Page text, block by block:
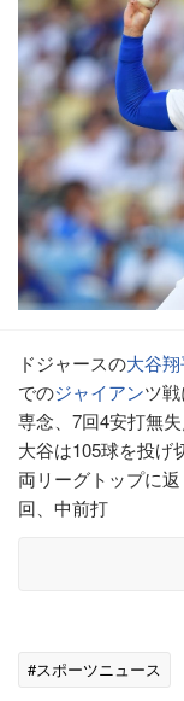
ドジャースの大谷
でのジャイアンツ
専念、7回4安打無
大谷は105球を投げ
両リーグトップに
回、中前打
#スポーツニュース